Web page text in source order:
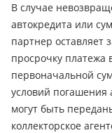
В случае
автокредита или
партнер оставляет
просрочку платежа
первоначальной
условий погашения
могут быть
коллекторское